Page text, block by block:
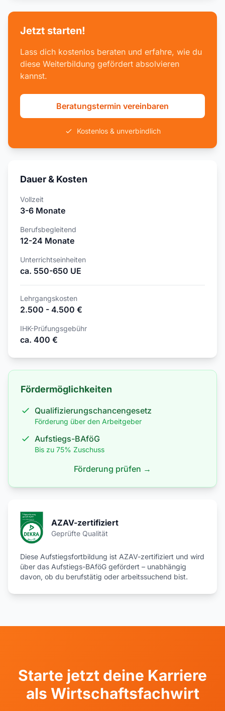
Jetzt starten!
Lass dich kostenlos beraten und erfahre, wie du
diese Weiterbildung gefördert absolvieren
kannst.
Beratungstermin vereinbaren
Kostenlos & unverbindlich
Dauer & Kosten
Vollzeit
3-6 Monate
Berufsbegleitend
12-24 Monate
Unterrichtseinheiten
ca. 550-650 UE
Lehrgangskosten
2.500 - 4.500 €
IHK-Prüfungsgebühr
ca. 400 €
Fördermöglichkeiten
Qualifizierungschancengesetz
Förderung über den Arbeitgeber
Aufstiegs-BAföG
Bis zu 75% Zuschuss
Förderung prüfen →
AZAV-zertifiziert
Geprüfte Qualität
Diese Aufstiegsfortbildung ist AZAV-zertifiziert und wird
über das Aufstiegs-BAföG gefördert – unabhängig
davon, ob du berufstätig oder arbeitssuchend bist.
Starte jetzt deine Karriere
als Wirtschaftsfachwirt